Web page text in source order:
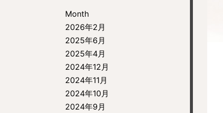
Month
2026年2月
2025年6月
2025年4月
2024年12月
2024年11月
2024年10月
2024年9月